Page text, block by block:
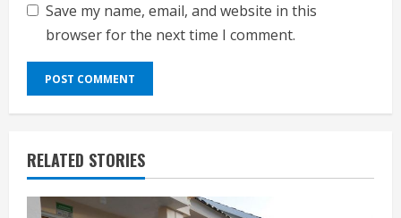
Save my name, email, and website in this
browser for the next time I comment.
RELATED STORIES